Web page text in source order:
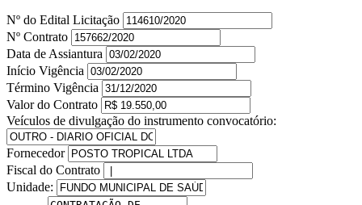
Nº do Edital Licitação
Nº Contrato
Data de Assiantura
Início Vigência
Término Vigência
Valor do Contrato
Veículos de divulgação do instrumento convocatório:
Fornecedor
Fiscal do Contrato
Unidade: